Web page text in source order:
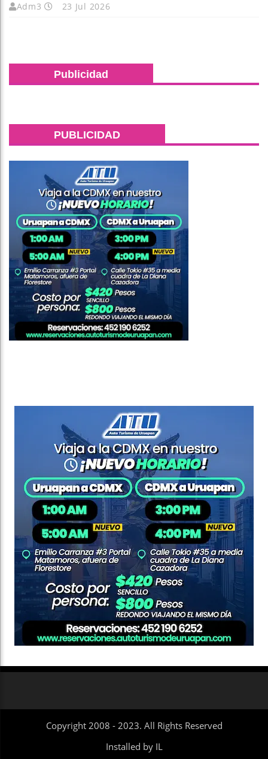
Adm3 23 Jul 2026
Publicidad
PUBLICIDAD
Copyright 2008 - 2023. All Rights Reserved
Installed by IL